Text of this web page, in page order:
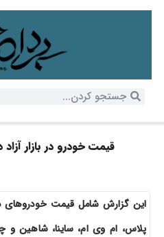
قیمت خودرو در بازار آزاد دوشنبه 14
پلاس، ام وی ام، ساینا، شاهین و